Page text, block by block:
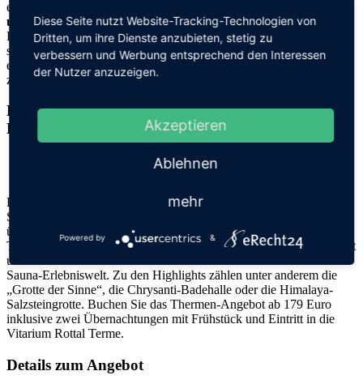
entdecken Sie attraktive
und Verpflegung in Top 4* & 5* Hotels. Thermen-Angebote inkl.
Hotel ab 50,- €. Für jeden Geschmack gibt es die passende Therme,
sicher auch in Ihrer Nähe! Entdecken Sie mit Travelcircus
erstklassige Thermen in Deutschland und Österreich
zufriedene Kunden!Jetzt bis zu 50% sparen
Kurzurlaub in der Therme: 2 Nächte inklusive
Frühstück und Eintrittskarten für die Therme
Besuchen Sie die Rottal Terme in Bad Birnbach und übernachten
Sie im Best Western Aparthotel Birnbachhöhe. Das Hotel verfügt
über einen eigenen Wellnessbereich mit finnischer Sauna,
Tauchbecken, Rundduschen, Dampfbad und Bio-Lichtsauna. Direkt
um die Ecke befindet sich das Vitarium mit Thermenwelt und
Sauna-Erlebniswelt. Zu den Highlights zählen unter anderem die
„Grotte der Sinne“, die Chrysanti-Badehalle oder die Himalaya-
Salzsteingrotte. Buchen Sie das Thermen-Angebot ab 179 Euro
inklusive zwei Übernachtungen mit Frühstück und Eintritt in die
Vitarium Rottal Terme.
Details zum Angebot
Diese Seite nutzt Website-Tracking-Technologien von
Dritten, um ihre Dienste anzubieten, stetig zu
verbessern und Werbung entsprechend den Interessen
der Nutzer anzuzeigen.
Akzeptieren
Ablehnen
mehr
Powered by &